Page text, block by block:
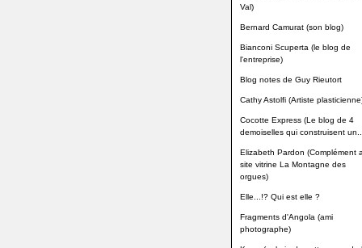
Val)
Bernard Camurat (son blog)
Bianconi Scuperta (le blog de
l'entreprise)
Blog notes de Guy Rieutort
Cathy Astolfi (Artiste
Cocotte Express (Le blog de 4
demoiselles qui construisent un...
Elizabeth Pardon (Complément
site vitrine La Montagne des
orgues)
Elle...!? Qui est elle ?
Fragments d'Angola (ami
photographe)